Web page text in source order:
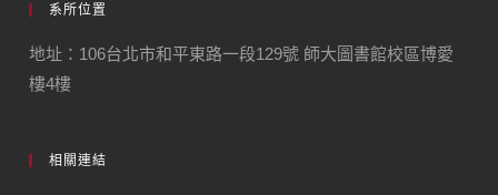
系所位置
地址：106台北市和平東路一段129號 師大圖書館校區博愛
樓4樓
相關連結